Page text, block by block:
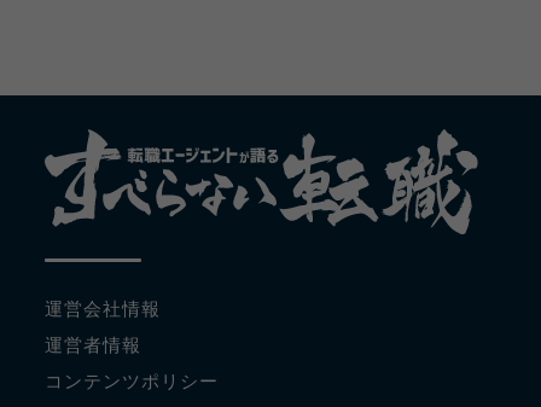
運営会社情報
運営者情報
コンテンツポリシー